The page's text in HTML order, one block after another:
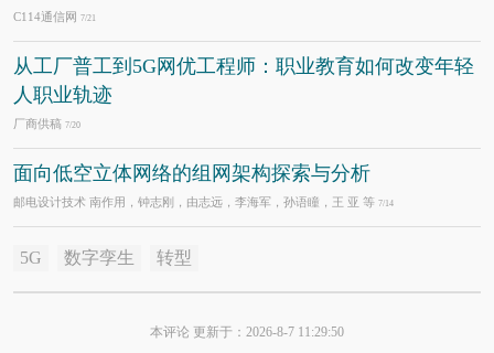
C114通信网 7/21
从工厂普工到5G网优工程师：职业教育如何改变年轻
人职业轨迹
厂商供稿 7/20
面向低空立体网络的组网架构探索与分析
邮电设计技术 南作用，钟志刚，由志远，李海军，孙语瞳，王 亚 等 7/14
5G 数字孪生 转型
本评论 更新于：2026-8-7 11:29:50